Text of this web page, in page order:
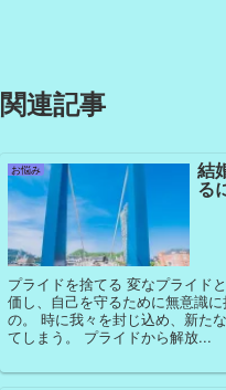
関連記事
お悩み 結
る
プライドを捨てる 変なプライド
価し、自己を守るために無意識
の。 時に我々を封じ込め、新た
てしまう。 プライドから解放...